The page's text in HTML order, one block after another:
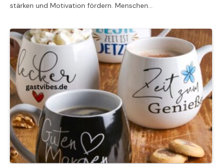
stärken und Motivation fördern. Menschen…